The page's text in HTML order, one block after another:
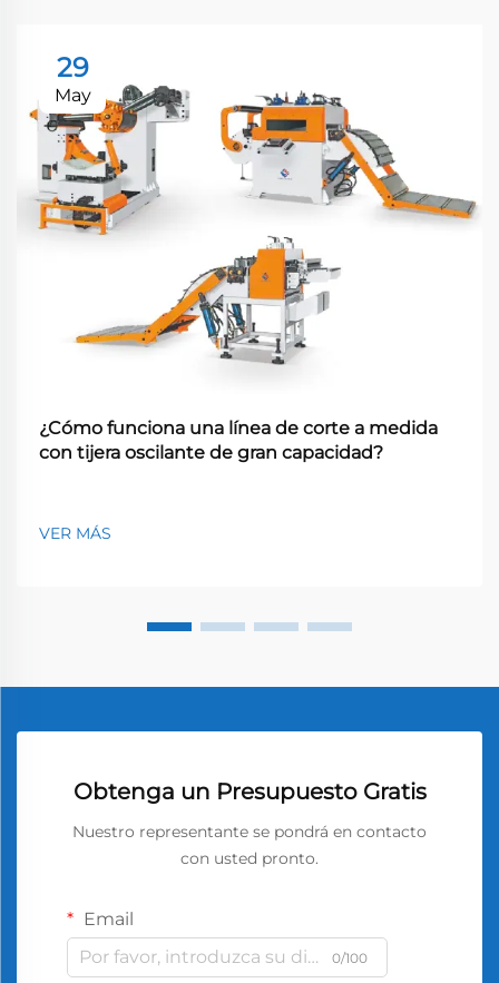
29
May
¿Cómo funciona una línea de corte a medida
con tijera oscilante de gran capacidad?
VER MÁS
Obtenga un Presupuesto Gratis
Nuestro representante se pondrá en contacto
con usted pronto.
Email
0/100